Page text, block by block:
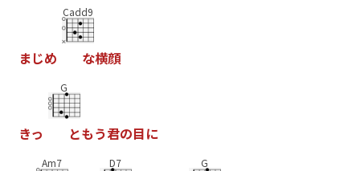
まじめ
Cadd9
な横顔
きっ
G
ともう君の目に
Am7 D7 G